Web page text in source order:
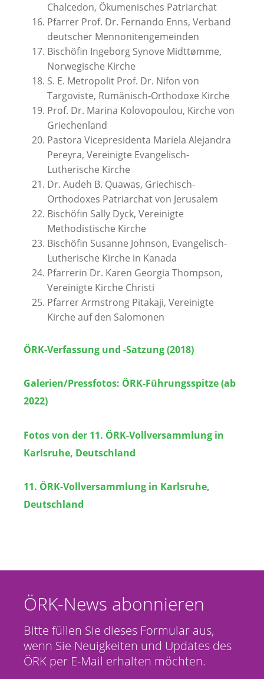
Chalcedon, Ökumenisches Patriarchat
Pfarrer Prof. Dr. Fernando Enns, Verband
deutscher Mennonitengemeinden
Bischöfin Ingeborg Synove Midttømme,
Norwegische Kirche
S. E. Metropolit Prof. Dr. Nifon von
Targoviste, Rumänisch-Orthodoxe Kirche
Prof. Dr. Marina Kolovopoulou, Kirche von
Griechenland
Pastora Vicepresidenta Mariela Alejandra
Pereyra, Vereinigte Evangelisch-
Lutherische Kirche
Dr. Audeh B. Quawas, Griechisch-
Orthodoxes Patriarchat von Jerusalem
Bischöfin Sally Dyck, Vereinigte
Methodistische Kirche
Bischöfin Susanne Johnson, Evangelisch-
Lutherische Kirche in Kanada
Pfarrerin Dr. Karen Georgia Thompson,
Vereinigte Kirche Christi
Pfarrer Armstrong Pitakaji, Vereinigte
Kirche auf den Salomonen
ÖRK-Verfassung und -Satzung (2018)
Galerien/Pressfotos: ÖRK-Führungsspitze (ab
2022)
Fotos von der 11. ÖRK-Vollversammlung in
Karlsruhe, Deutschland
11. ÖRK-Vollversammlung in Karlsruhe,
Deutschland
ÖRK-News abonnieren
Bitte füllen Sie dieses Formular aus,
wenn Sie Neuigkeiten und Updates des
ÖRK per E-Mail erhalten möchten.